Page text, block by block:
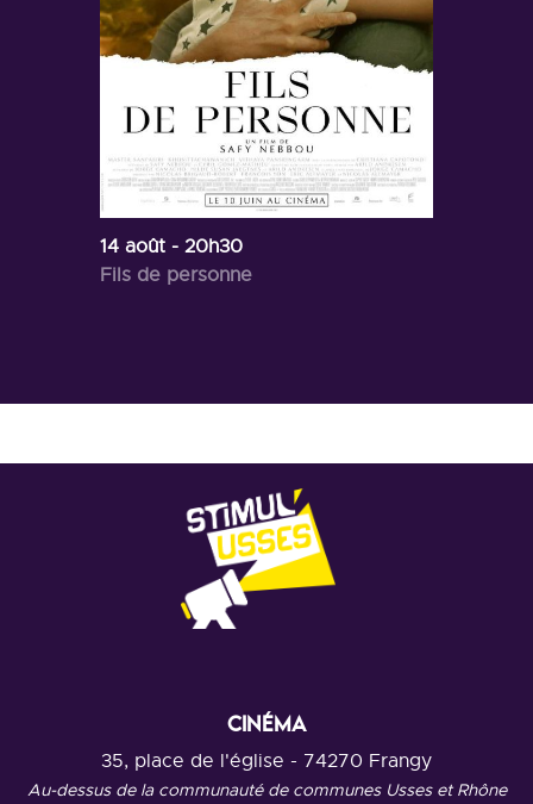
14 août - 20h30
Fils de personne
CINÉMA
35, place de l'église - 74270 Frangy
Au-dessus de la communauté de communes Usses et Rhône